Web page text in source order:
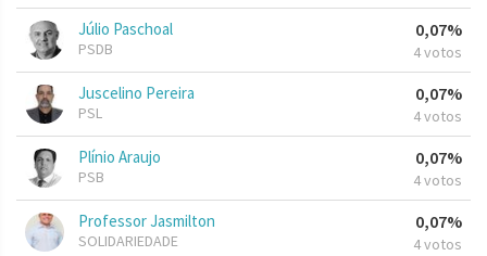
Júlio Paschoal
PSDB
0,07%
4 votos
Juscelino Pereira
PSL
0,07%
4 votos
Plínio Araujo
PSB
0,07%
4 votos
Professor Jasmilton
SOLIDARIEDADE
0,07%
4 votos